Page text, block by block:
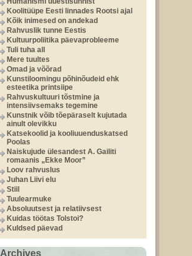
Koolitüüpe Eesti linnades Rootsi ajal
Kõik inimesed on andekad
Rahvuslik tunne Eestis
Kultuurpoliitika päevaprobleeme
Tuli tuha all
Mere tuultes
Omad ja võõrad
Kunstiloomingu põhinõudeid ehk
esteetika printsiipe
Rahvuskultuuri tõstmine ja
intensiivsemaks tegemine
Kunstnik võib tõepäraselt kujutada
ainult olevikku
Katsekoolid ja kooliuuenduskatsed
Poolas
Naiskujude ülesandest A. Gailiti
romaanis „Ekke Moor”
Loov rahvuslus
Juhan Liivi elu
Stiil
Tuulearmuke
Absoluutsest ja relatiivsest
Kuidas töötas Tolstoi?
Kuldsed päevad
Archives